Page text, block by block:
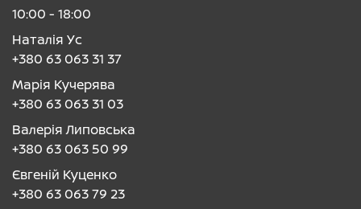
10:00 - 18:00
Наталія Ус
+380 63 063 31 37
Марія Кучерява
+380 63 063 31 03
Валерія Липовська
+380 63 063 50 99
Євгеній Куценко
+380 63 063 79 23